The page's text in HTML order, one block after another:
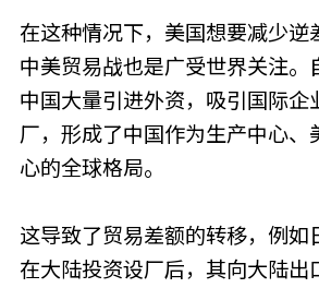
在这种情况下，美国想要减少逆
中美贸易战也是广受世界关注。
中国大量引进外资，吸引国际企
厂，形成了中国作为生产中心、
心的全球格局。
这导致了贸易差额的转移，例如
在大陆投资设厂后，其向大陆出